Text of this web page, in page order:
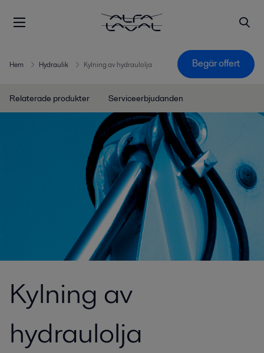
Hem Hydraulik Kylning av hydraulolja Begär offert
Relaterade produkter Serviceerbjudanden
Kylning av
hydraulolja